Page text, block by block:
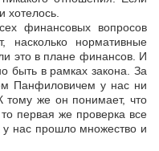
хотелось.
финансовых вопросов
насколько нормативные
это в плане финансов. И
быть в рамках закона. За
Панфиловичем у нас ни
тому же он понимает, что
первая же проверка все
у нас прошло множество и